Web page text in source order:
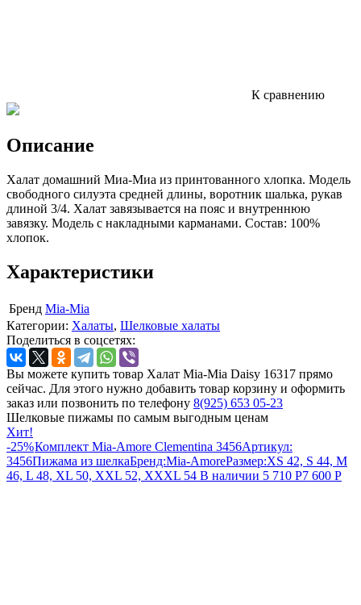
К сравнению
Описание
Халат домашний Миа-Миа из принтованного хлопка. Модель
свободного силуэта средней длины, воротник шалька, рукав
длиной 3/4. Халат завязывается на пояс и внутреннюю
завязку. Модель с накладными карманами. Состав: 100%
хлопок.
Характеристики
Бренд Mia-Mia
Категории: Халаты, Шелковые халаты
Поделиться в соцсетях:
Вы можете купить товар Халат Mia-Mia Daisy 16317 прямо
сейчас. Для этого нужно добавить товар корзину и оформить
заказ или позвонить по телефону 8(925) 653 05-23
Шелковые пижамы по самым выгодным ценам
Хит!
-25%Комплект Mia-Amore Clementina 3456Артикул:
3456Пижама из шелкаБренд:Mia-AmoreРазмер:XS 42, S 44, M
46, L 48, XL 50, XXL 52, XXXL 54 В наличии 5 710 Р7 600 Р